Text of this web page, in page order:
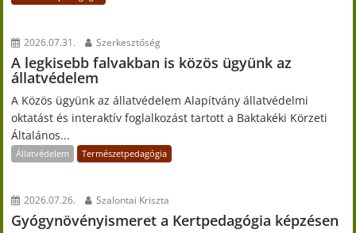
2026.07.31. Szerkesztőség
A legkisebb falvakban is közös ügyünk az
állatvédelem
A Közös ügyünk az állatvédelem Alapítvány állatvédelmi
oktatást és interaktív foglalkozást tartott a Baktakéki Körzeti
Általános...
Állatvédelem Természetpedagógia
2026.07.26. Szalontai Kriszta
Gyógynövényismeret a Kertpedagógia képzésen